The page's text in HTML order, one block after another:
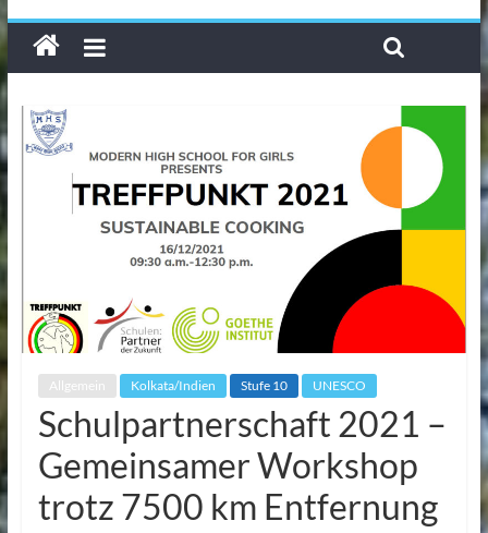
Allgemein Kolkata/Indien Stufe 10 UNESCO
Schulpartnerschaft 2021 –
Gemeinsamer Workshop
trotz 7500 km Entfernung